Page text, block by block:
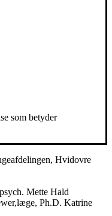
som betyder
Hvidovre
Mette Hald
Ph.D. Katrine